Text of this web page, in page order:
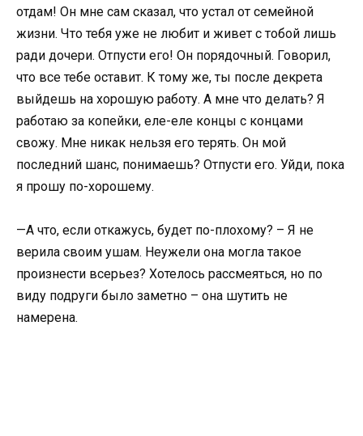
отдам! Он мне сам сказал, что устал от семейной
жизни. Что тебя уже не любит и живет с тобой лишь
ради дочери. Отпусти его! Он порядочный. Говорил,
что все тебе оставит. К тому же, ты после декрета
выйдешь на хорошую работу. А мне что делать? Я
работаю за копейки, еле-еле концы с концами
свожу. Мне никак нельзя его терять. Он мой
последний шанс, понимаешь? Отпусти его. Уйди, пока
я прошу по-хорошему.
—А что, если откажусь, будет по-плохому? – Я не
верила своим ушам. Неужели она могла такое
произнести всерьез? Хотелось рассмеяться, но по
виду подруги было заметно – она шутить не
намерена.